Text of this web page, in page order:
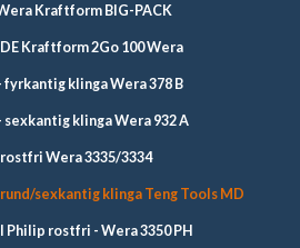
Kraftform BIG-PACK
Kraftform 2Go 100 Wera
klinga Wera 378 B
klinga Wera 932 A
Wera 3335/3334
sexkantig klinga Teng Tools MD
rostfri - Wera 3350 PH